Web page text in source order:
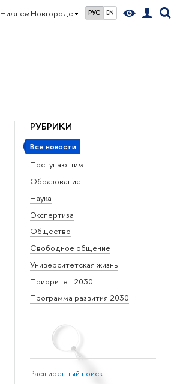
Нижнем Новгороде РУС EN
РУБРИКИ
Все новости
Поступающим
Образование
Наука
Экспертиза
Общество
Свободное общение
Университетская жизнь
Приоритет 2030
Программа развития 2030
Расширенный поиск